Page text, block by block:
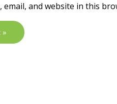
email, and website in this